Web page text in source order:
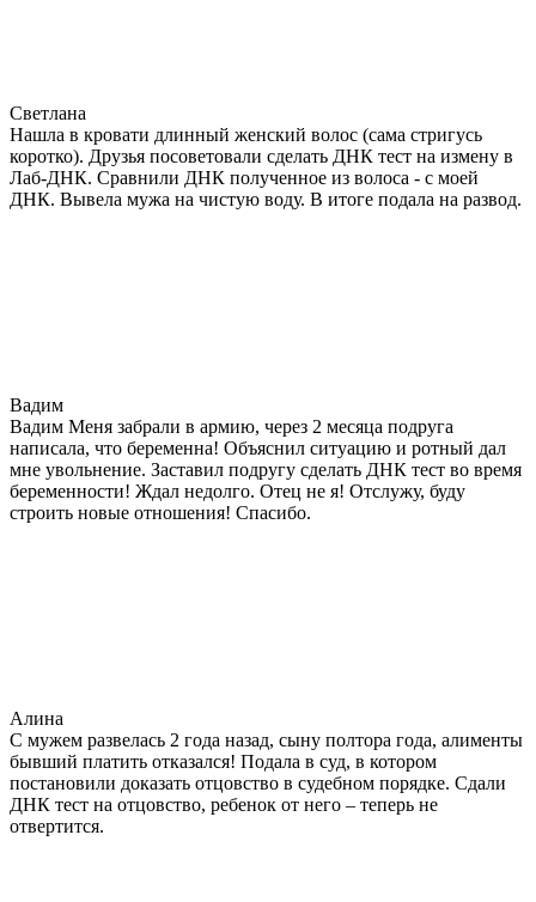
Светлана
Нашла в кровати длинный женский волос (сама стригусь
коротко). Друзья посоветовали сделать ДНК тест на измену в
Лаб-ДНК. Сравнили ДНК полученное из волоса - с моей
ДНК. Вывела мужа на чистую воду. В итоге подала на развод.
Вадим
Вадим Меня забрали в армию, через 2 месяца подруга
написала, что беременна! Объяснил ситуацию и ротный дал
мне увольнение. Заставил подругу сделать ДНК тест во время
беременности! Ждал недолго. Отец не я! Отслужу, буду
строить новые отношения! Спасибо.
Алина
С мужем развелась 2 года назад, сыну полтора года, алименты
бывший платить отказался! Подала в суд, в котором
постановили доказать отцовство в судебном порядке. Сдали
ДНК тест на отцовство, ребенок от него – теперь не
отвертится.